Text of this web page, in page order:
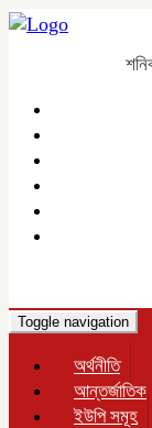
Toggle navigation
অর্থনীতি
আন্তর্জাতিক
ইউপি সমূহ